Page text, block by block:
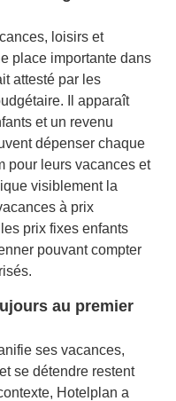
loisirs et
place importante dans
attesté par les
Il apparaît
et un revenu
dépenser chaque
pour leurs vacances et
visiblement la
à prix
prix fixes enfants
pouvant compter
au premier
ses vacances,
se détendre restent
Hotelplan a